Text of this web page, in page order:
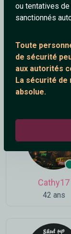
ou tentatives
sanctionnés
Toute
de sécurité
aux autorités
La sécurité
absolue.
Cathy17
42 ans